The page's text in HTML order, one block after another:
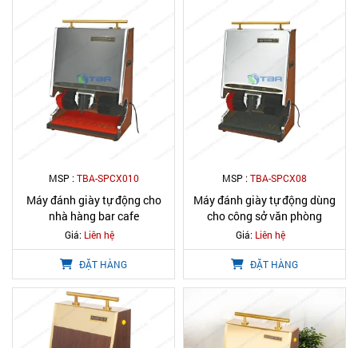
MSP :TBA-SPCX010
Máy đánh giày tự động cho
nhà hàng bar cafe
Giá: Liên hệ
ĐẶT HÀNG
MSP :TBA-SPCX08
Máy đánh giày tự động dùng
cho công sở văn phòng
Giá: Liên hệ
ĐẶT HÀNG